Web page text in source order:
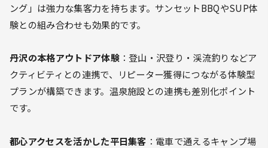
ング」は強力な集客力を持ちます。サンセットBBQやSUP体
験との組み合わせも効果的です。
丹沢の本格アウトドア体験：登山・沢登り・渓流釣りなどア
クティビティとの連携で、リピーター獲得につながる体験型
プランが構築できます。温泉施設との連携も差別化ポイント
です。
都心アクセスを活かした平日集客 ：電車で通えるキャンプ場